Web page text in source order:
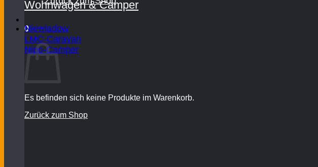
0
Warenkorb
Es befinden sich keine Produkte im Warenkorb.
Zurück zum Shop
Wohnwagen & Camper
Niewiadow
LMC-Caravan
Nipo-Camper